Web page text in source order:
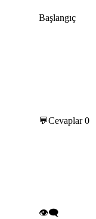
Başlangıç
💬Cevaplar0
👁️‍🗨️